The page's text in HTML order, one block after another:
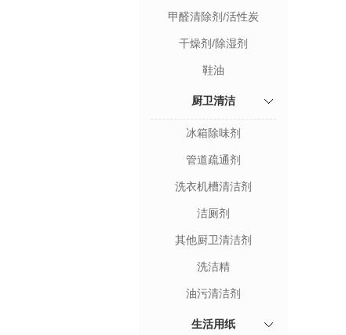
甲醛清除剂/活性炭
干燥剂/除湿剂
鞋油
厨卫清洁
冰箱除味剂
管道疏通剂
洗衣机槽清洁剂
洁厕剂
其他厨卫清洁剂
洗洁精
油污清洁剂
生活用纸